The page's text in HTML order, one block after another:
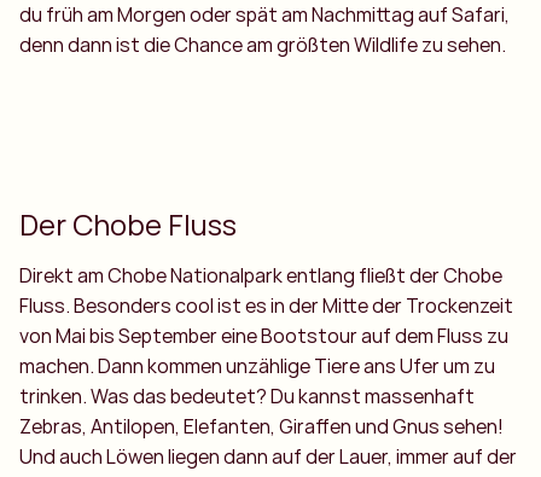
du früh am Morgen oder spät am Nachmittag auf Safari,
denn dann ist die Chance am größten Wildlife zu sehen.
Der Chobe Fluss
Direkt am Chobe Nationalpark entlang fließt der Chobe
Fluss. Besonders cool ist es in der Mitte der Trockenzeit
von Mai bis September eine Bootstour auf dem Fluss zu
machen. Dann kommen unzählige Tiere ans Ufer um zu
trinken. Was das bedeutet? Du kannst massenhaft
Zebras, Antilopen, Elefanten, Giraffen und Gnus sehen!
Und auch Löwen liegen dann auf der Lauer, immer auf der